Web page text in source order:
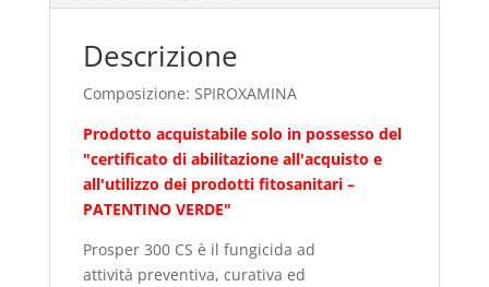
Descrizione
Composizione: SPIROXAMINA
Prodotto acquistabile solo in possesso del
"certificato di abilitazione all'acquisto e
all'utilizzo dei prodotti fitosanitari –
PATENTINO VERDE"
Prosper 300 CS è il fungicida ad
attività preventiva, curativa ed